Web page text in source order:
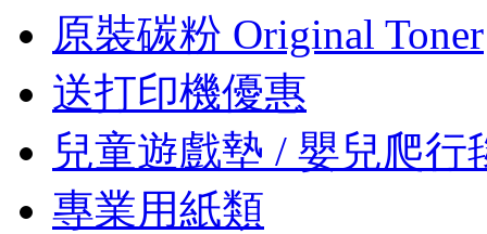
原裝碳粉 Original Toner
送打印機優惠
兒童遊戲墊 / 嬰兒爬行
專業用紙類